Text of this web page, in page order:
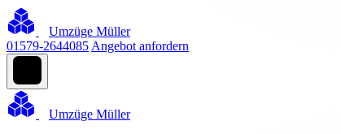
Umzüge Müller
01579-2644085 Angebot anfordern
Umzüge Müller